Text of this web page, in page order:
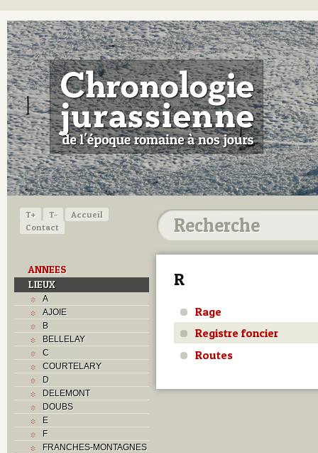
T+ T-
Accueil
Contact
ANNEES
LIEUX
A
AJOIE
B
BELLELAY
C
COURTELARY
D
DELEMONT
DOUBS
E
F
FRANCHES-MONTAGNES
R
Rage
Registre foncier
Routes